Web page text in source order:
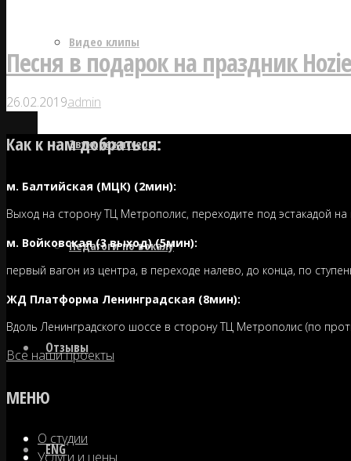
Видео клипы
Звукорежиссеры
Педагоги по вокалу
Отзывы
ENG
Песня в подарок на праздник
26.02.2019admin
Как к нам добраться:
м. Балтийская (МЦК) (2мин):
Выход на сторону ТЦ Метрополис, переходите под эстакадой
м. Войковская (3 выход) (5мин):
первый вагон из центра, в переходе налево, до конца, по
ЖД Платформа Ленинградская (8мин):
Вдоль Ленинградского шоссе в сторону ТЦ Метрополис (по
Все наши проекты
МЕНЮ
О студии
Услуги и цены